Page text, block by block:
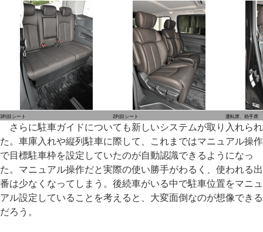
3列目シート 2列目シート 運転席、助手席
さらに駐車ガイドについても新しいシステムが取り入れられ
た。車庫入れや縦列駐車に際して、これまではマニュアル操作
で目標駐車枠を設定していたのが自動認識できるようになっ
た。マニュアル操作だと実際の使い勝手がわるく、使われる出
番は少なくなってしまう。後続車がいる中で駐車位置をマニュ
アル設定していることを考えると、大変面倒なのが想像できる
だろう。